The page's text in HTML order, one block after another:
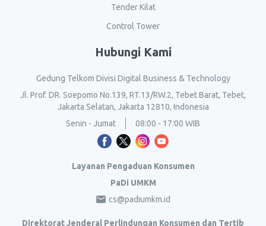
Tender Kilat
Control Tower
Hubungi Kami
Gedung Telkom Divisi Digital Business & Technology
Jl. Prof. DR. Soepomo No.139, RT.13/RW.2, Tebet Barat, Tebet,
Jakarta Selatan, Jakarta 12810, Indonesia
Senin - Jumat
08:00 - 17:00 WIB
Layanan Pengaduan Konsumen
PaDi UMKM
cs@padiumkm.id
Direktorat Jenderal Perlindungan Konsumen dan Tertib